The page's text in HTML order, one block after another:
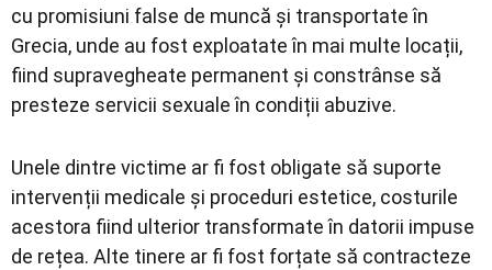
cu promisiuni false de muncă și transportate în
Grecia, unde au fost exploatate în mai multe locații,
fiind supravegheate permanent și constrânse să
presteze servicii sexuale în condiții abuzive.
Unele dintre victime ar fi fost obligate să suporte
intervenții medicale și proceduri estetice, costurile
acestora fiind ulterior transformate în datorii impuse
de rețea. Alte tinere ar fi fost forțate să contracteze